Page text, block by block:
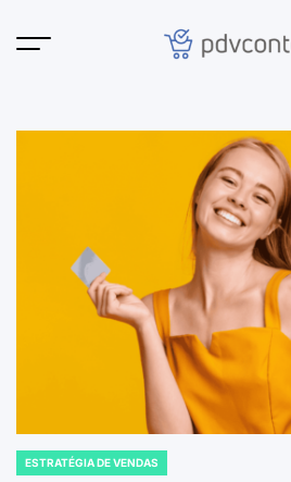
POSTED
ESTRATÉGIA DE VENDAS